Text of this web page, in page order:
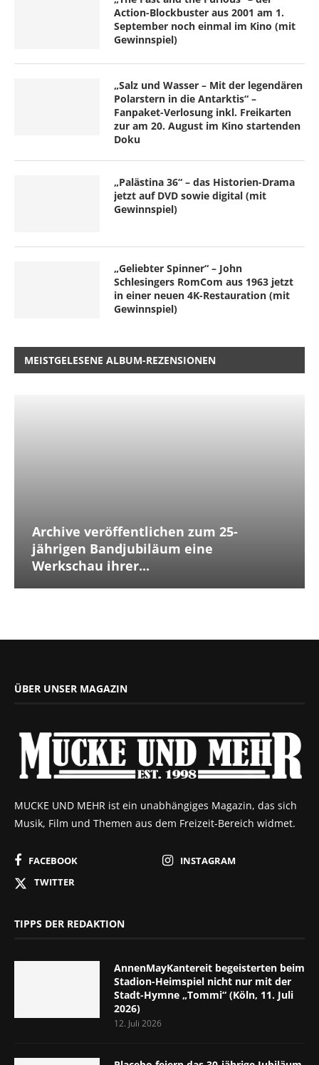
Action-Blockbuster aus 2001 am 1.
September noch einmal im Kino (mit
Gewinnspiel)
„Salz und Wasser – Mit der legendären
Polarstern in die Antarktis“ –
Fanpaket-Verlosung inkl. Freikarten
zur am 20. August im Kino startenden
Doku
„Palästina 36“ – das Historien-Drama
jetzt auf DVD sowie digital (mit
Gewinnspiel)
„Geliebter Spinner“ – John
Schlesingers RomCom aus 1963 jetzt
in einer neuen 4K-Restauration (mit
Gewinnspiel)
MEISTGELESENE ALBUM-REZENSIONEN
Archive veröffentlichen zum 25-
jährigen Bandjubiläum eine
Werkschau ihrer...
ÜBER UNSER MAGAZIN
MUCKE UND MEHR ist ein unabhängiges Magazin, das sich
Musik, Film und Themen aus dem Freizeit-Bereich widmet.
FACEBOOK
INSTAGRAM
TWITTER
TIPPS DER REDAKTION
AnnenMayKantereit begeisterten beim
Stadion-Heimspiel nicht nur mit der
Stadt-Hymne „Tommi“ (Köln, 11. Juli
2026)
12. Juli 2026